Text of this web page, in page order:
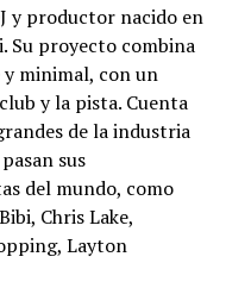
y productor nacido en
Su proyecto combina
minimal, con un
y la pista. Cuenta
de la industria
sus
del mundo, como
Chris Lake,
Layton